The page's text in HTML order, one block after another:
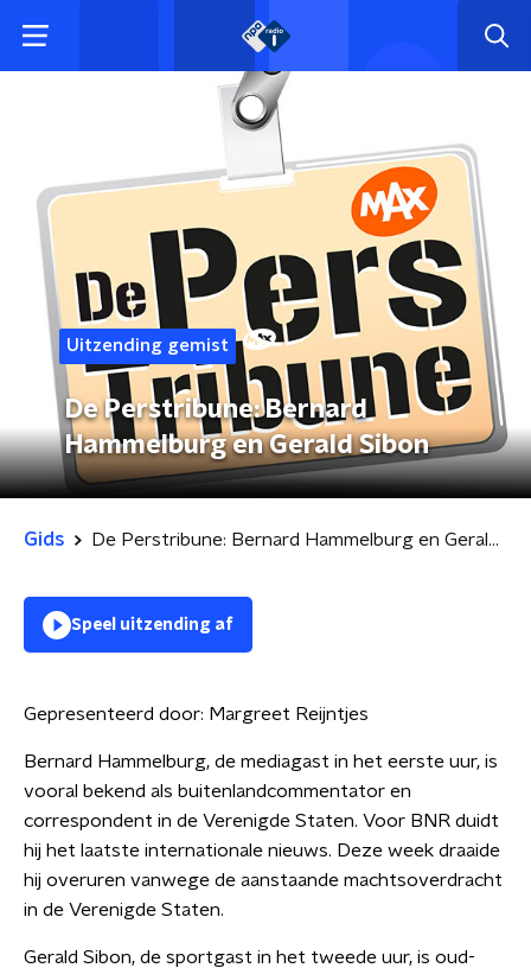
Uitzending gemist
De Perstribune: Bernard
Hammelburg en Gerald Sibon
Gids De Perstribune: Bernard Hammelburg en Gerald Sibon
Speel uitzending af
Gepresenteerd door: Margreet Reijntjes
Bernard Hammelburg, de mediagast in het eerste uur, is
vooral bekend als buitenlandcommentator en
correspondent in de Verenigde Staten. Voor BNR duidt
hij het laatste internationale nieuws. Deze week draaide
hij overuren vanwege de aanstaande machtsoverdracht
in de Verenigde Staten.
Gerald Sibon, de sportgast in het tweede uur, is oud-